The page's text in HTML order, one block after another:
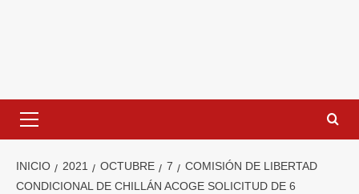
INICIO 2021 OCTUBRE 7
COMISIÓN DE LIBERTAD
CONDICIONAL DE CHILLÁN ACOGE SOLICITUD DE 6